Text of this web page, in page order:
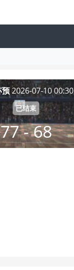
预2026-07-10 00:30
已结束
77 - 68